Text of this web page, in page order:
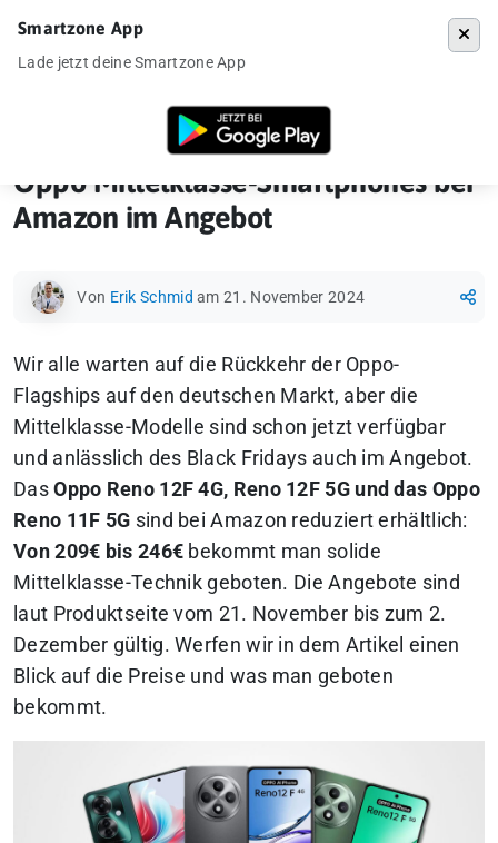
Oppo Mittelklasse-Smartphones bei Amazon im
Oppo Mittelklasse-Smartphones bei
Amazon im Angebot
Von Erik Schmid am 21. November 2024
Wir alle warten auf die Rückkehr der Oppo-
Flagships auf den deutschen Markt, aber die
Mittelklasse-Modelle sind schon jetzt verfügbar
und anlässlich des Black Fridays auch im Angebot.
DasOppo Reno 12F 4G, Reno 12F 5G und das Oppo
Reno 11F 5G sind bei Amazon reduziert erhältlich:
Von 209€ bis 246€ bekommt man solide
Mittelklasse-Technik geboten. Die Angebote sind
laut Produktseite vom 21. November bis zum 2.
Dezember gültig.Werfen wir in dem Artikel einen
Blick auf die Preise und was man geboten
bekommt.
Smartzone App
Lade jetzt deine Smartzone App